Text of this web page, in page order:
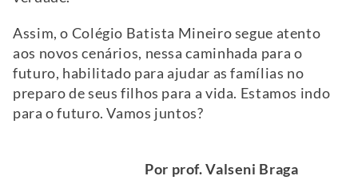
Assim, o Colégio Batista Mineiro segue atento
aos novos cenários, nessa caminhada para o
futuro, habilitado para ajudar as famílias no
preparo de seus filhos para a vida. Estamos indo
para o futuro. Vamos juntos?
Por prof. Valseni Braga